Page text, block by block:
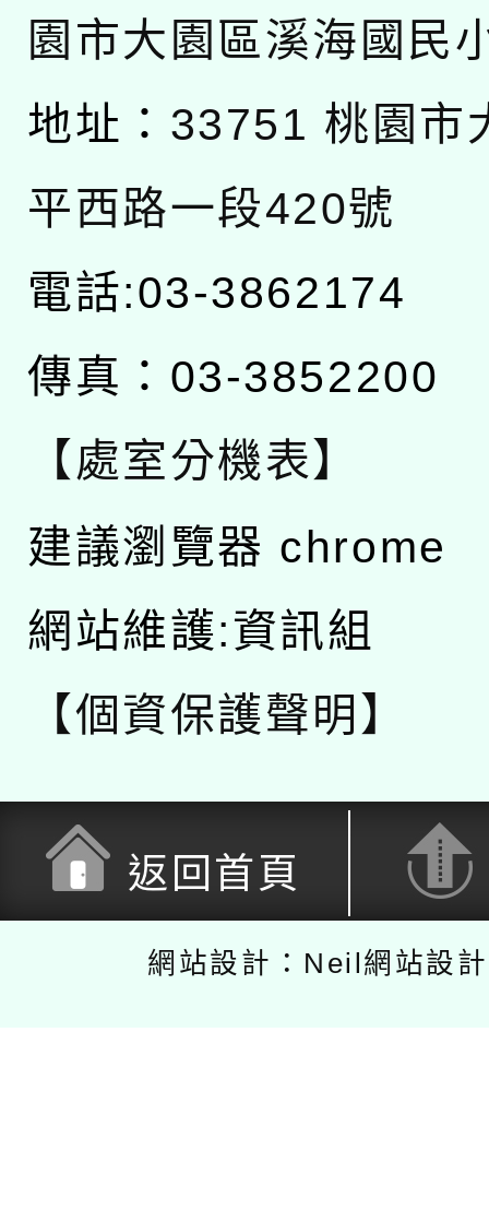
園市大園區溪海國民
地址： 33751 桃園市
平西路一段420號
電話:03-3862174
傳真：03-3852200
【處室分機表】
建議瀏覽器 chrome
網站維護:資訊組
【個資保護聲明】
返回首頁
網站設計：Neil網站設